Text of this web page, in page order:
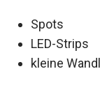
Spots
LED-Strips
kleine